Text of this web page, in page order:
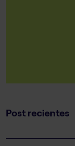
Post recientes